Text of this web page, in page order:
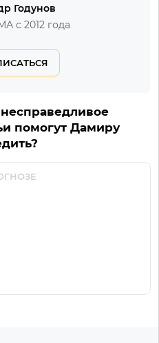
Годунов
с 2012 года
помогут Дамиру